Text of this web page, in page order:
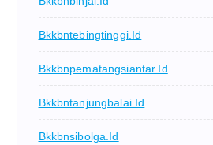
Bkkbntebingtinggi.id
Bkkbnpematangsiantar.id
Bkkbntanjungbalai.id
Bkkbnsibolga.id